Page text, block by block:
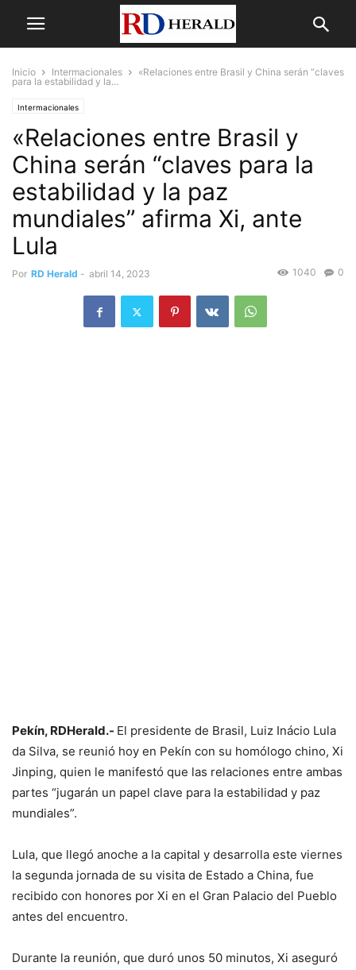
Inicio Intermacionales
«Relaciones entre Brasil y China serán “claves
para la estabilidad y la...
Intermacionales
«Relaciones entre Brasil y
China serán “claves para la
estabilidad y la paz
mundiales” afirma Xi, ante
Lula
Por RD Herald - abril 14, 2023 0
1040
Pekín, RDHerald.- El presidente de Brasil, Luiz Inácio Lula
da Silva, se reunió hoy en Pekín con su homólogo chino, Xi
Jinping, quien le manifestó que las relaciones entre ambas
partes “jugarán un papel clave para la estabilidad y paz
mundiales”.
Lula, que llegó anoche a la capital y desarrolla este viernes
la segunda jornada de su visita de Estado a China, fue
recibido con honores por Xi en el Gran Palacio del Pueblo
antes del encuentro.
Durante la reunión, que duró unos 50 minutos, Xi aseguró